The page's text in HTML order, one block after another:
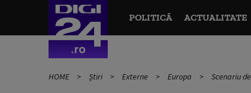
POLITICĂ ACTUALITATE
HOME Știri Externe Europa Scenariu